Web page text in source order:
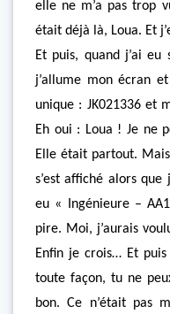
elle ne m’a pas trop
était déjà là, Loua. Et
Et puis, quand j’ai
j’allume mon écran
unique : JK021336 et
Eh oui : Loua ! Je ne
Elle était partout.
s’est affiché alors
eu « Ingénieure –
pire. Moi, j’aurais
Enfin je crois… Et
toute façon, tu ne
bon. Ce n’était pas